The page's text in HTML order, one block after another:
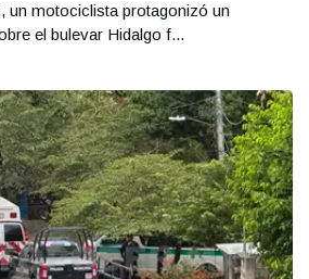
un motociclista protagonizó un
el bulevar Hidalgo f...